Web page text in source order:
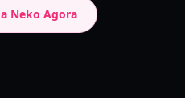
Neko Agora